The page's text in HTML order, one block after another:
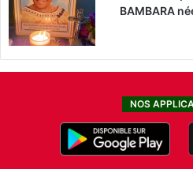
BAMBARA
NOS